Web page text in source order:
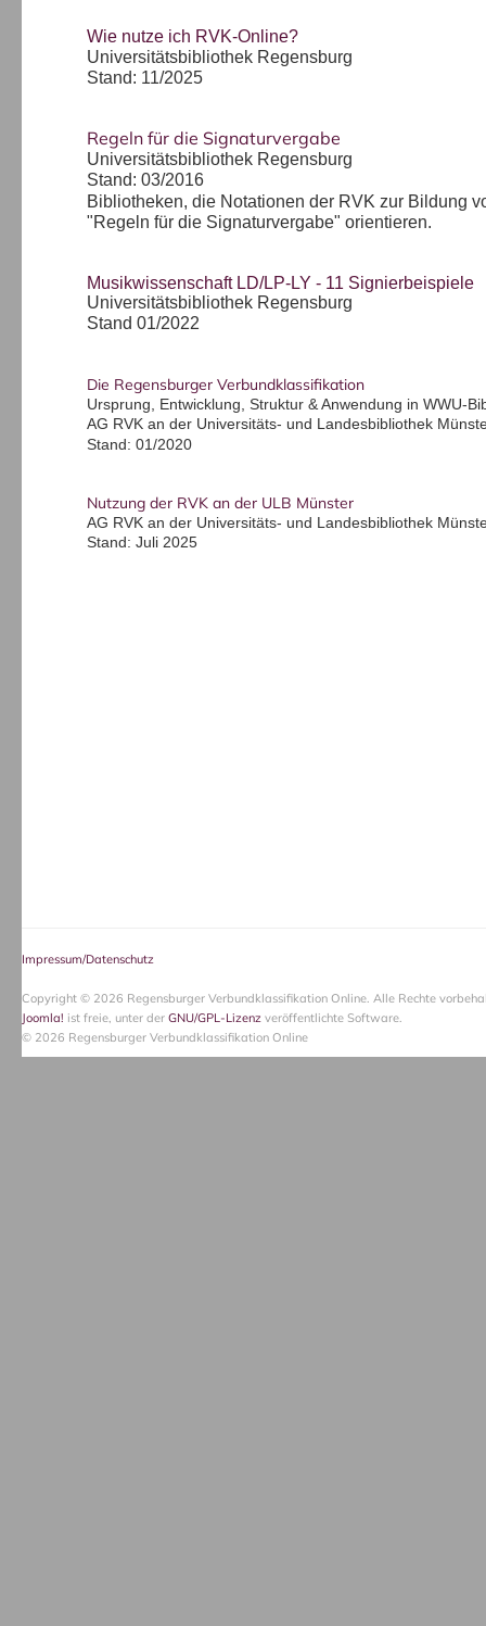
Wie nutze ich RVK-Online?
Universitätsbibliothek Regensburg
Stand: 11/2025
Regeln für die Signaturvergabe
Universitätsbibliothek Regensburg
Stand: 03/2016
Bibliotheken, die Notationen der RVK zur Bildung
"Regeln für die Signaturvergabe" orientieren.
Musikwissenschaft LD/LP-LY - 11 Signierbeispiele
Universitätsbibliothek Regensburg
Stand 01/2022
Die Regensburger Verbundklassifikation
Ursprung, Entwicklung, Struktur & Anwendung in WWU-
AG RVK an der Universitäts- und Landesbibliothek
Stand: 01/2020
Nutzung der RVK an der ULB Münster
AG RVK an der Universitäts- und Landesbibliothek
Stand: Juli 2025
Impressum/Datenschutz
Copyright © 2026 Regensburger Verbundklassifikation Online. Alle Rechte
Joomla! ist freie, unter der GNU/GPL-Lizenz veröffentlichte Software.
© 2026 Regensburger Verbundklassifikation Online